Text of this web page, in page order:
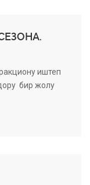
иштеп
бир жолу